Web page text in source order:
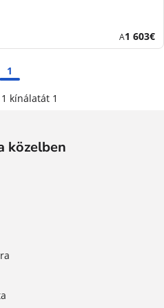
AÚj
ár
1 603€
1
kínálatát 1
közelben